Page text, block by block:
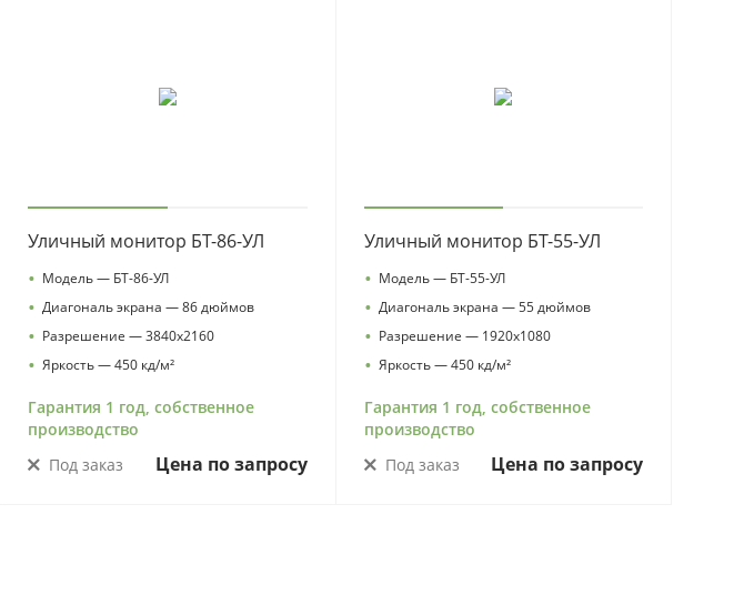
Уличный монитор БТ-86-УЛ
• Модель — БТ-86-УЛ
• Диагональ экрана — 86 дюймов
• Разрешение — 3840х2160
• Яркость — 450 кд/м²
Гарантия 1 год, собственное
производство
Под заказ
Цена по запросу
Уличный монитор БТ-55-УЛ
• Модель — БТ-55-УЛ
• Диагональ экрана — 55 дюймов
• Разрешение — 1920х1080
• Яркость — 450 кд/м²
Гарантия 1 год, собственное
производство
Под заказ
Цена по запросу